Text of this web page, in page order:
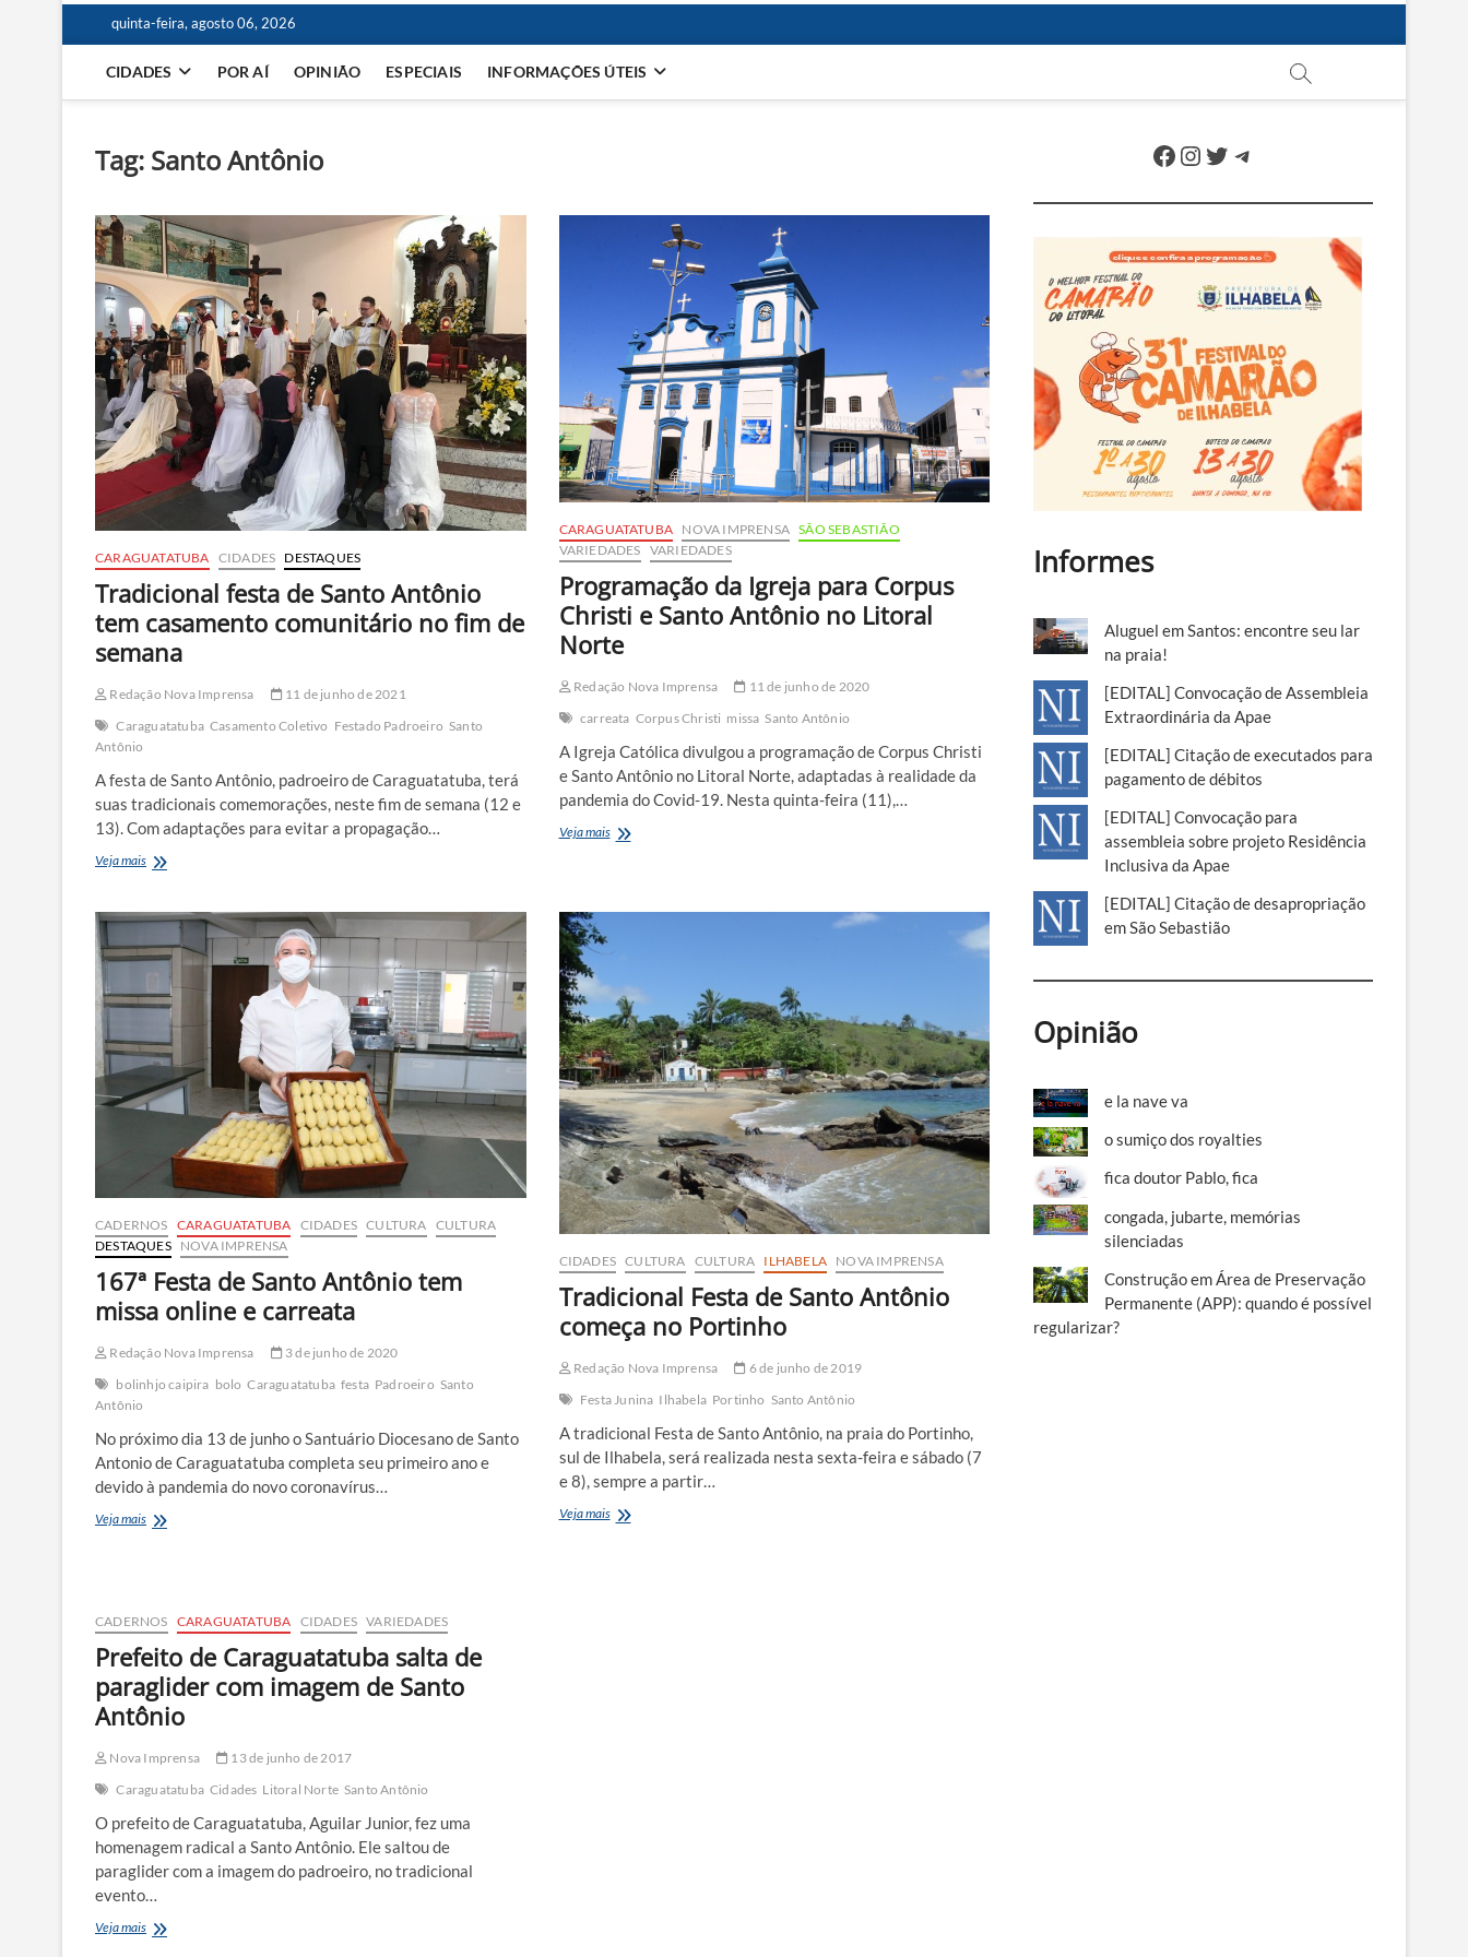
quinta-feira, agosto 06, 2026
CIDADES POR AÍ OPINIÃO ESPECIAIS INFORMAÇÕES ÚTEIS
Tag: Santo Antônio
CARAGUATATUBA CIDADES DESTAQUES
Tradicional festa de Santo Antônio
tem casamento comunitário no fim de
semana
Redação Nova Imprensa
11 de junho de 2021
Caraguatatuba Casamento Coletivo Festado Padroeiro Santo
Antônio
A festa de Santo Antônio, padroeiro de Caraguatatuba, terá
suas tradicionais comemorações, neste fim de semana (12 e
13). Com adaptações para evitar a propagação…
Veja maisTradicional
Santo
tem
casamento
comunitário
de
semana
CARAGUATATUBA NOVA IMPRENSA SÃO SEBASTIÃO
VARIEDADES VARIEDADES
Programação da Igreja para Corpus
Christi e Santo Antônio no Litoral
Norte
Redação Nova Imprensa
11 de junho de 2020
carreata Corpus Christi missa Santo Antônio
A Igreja Católica divulgou a programação de Corpus Christi
e Santo Antônio no Litoral Norte, adaptadas à realidade da
pandemia do Covid-19. Nesta quinta-feira (11),…
Veja maisProgramação
Corpus
Antônio
no
Litoral
Norte
CADERNOS CARAGUATATUBA CIDADES CULTURA CULTURA
DESTAQUES
NOVA IMPRENSA
167ª Festa de Santo Antônio tem
missa online e carreata
Redação Nova Imprensa
3 de junho de 2020
bolinhjo caipira bolo Caraguatatuba festa Padroeiro Santo
Antônio
No próximo dia 13 de junho o Santuário Diocesano de Santo
Antonio de Caraguatatuba completa seu primeiro ano e
devido à pandemia do novo coronavírus…
Veja mais167ª
tem
missa
online
carreata
CIDADES CULTURA CULTURA ILHABELA NOVA IMPRENSA
Tradicional Festa de Santo Antônio
começa no Portinho
Redação Nova Imprensa
6 de junho de 2019
Festa Junina Ilhabela Portinho Santo Antônio
A tradicional Festa de Santo Antônio, na praia do Portinho,
sul de Ilhabela, será realizada nesta sexta-feira e sábado (7
e 8), sempre a partir…
Veja maisTradicional
CADERNOS CARAGUATATUBA CIDADES VARIEDADES
Prefeito de Caraguatatuba salta de
paraglider com imagem de Santo
Antônio
Nova Imprensa
13 de junho de 2017
Caraguatatuba Cidades Litoral Norte Santo Antônio
O prefeito de Caraguatatuba, Aguilar Junior, fez uma
homenagem radical a Santo Antônio. Ele saltou de
paraglider com a imagem do padroeiro, no tradicional
evento…
Veja maisPrefeito
Facebook
Instagram
Twitter
Telegram
Informes
Aluguel em Santos: encontre seu lar
na praia!
[EDITAL] Convocação de Assembleia
Extraordinária da Apae
[EDITAL] Citação de executados para
pagamento de débitos
[EDITAL] Convocação para
assembleia sobre projeto Residência
Inclusiva da Apae
[EDITAL] Citação de desapropriação
em São Sebastião
Opinião
e la nave va
o sumiço dos royalties
fica doutor Pablo, fica
congada, jubarte, memórias
silenciadas
Construção em Área de Preservação
Permanente (APP): quando é possível
regularizar?